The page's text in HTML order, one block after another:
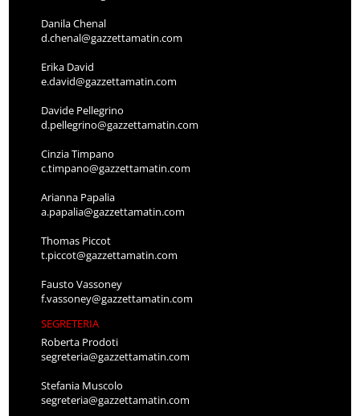
Danila Chenal
d.chenal@gazzettamatin.com
Erika David
e.david@gazzettamatin.com
Davide Pellegrino
d.pellegrino@gazzettamatin.com
Cinzia Timpano
c.timpano@gazzettamatin.com
Arianna Papalia
a.papalia@gazzettamatin.com
Thomas Piccot
t.piccot@gazzettamatin.com
Fausto Vassoney
f.vassoney@gazzettamatin.com
SEGRETERIA
Roberta Prodoti
segreteria@gazzettamatin.com
Stefania Muscolo
segreteria@gazzettamatin.com